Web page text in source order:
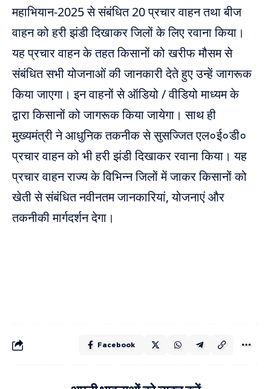
महाभियान-2025 से संबंधित 20 प्रचार वाहन तथा बीज
वाहन को हरी झंडी दिखाकर जिलों के लिए रवाना किया।
यह प्रचार वाहन के तहत किसानों को खरीफ मौसम से
संबंधित सभी योजनाओं की जानकारी देते हुए उन्हें जागरूक
किया जाएगा। इन वाहनों से ऑडियो / वीडियो माध्यम के
द्वारा किसानों को जागरूक किया जायेगा। साथ ही
मुख्यमंत्री ने आधुनिक तकनीक से सुसज्जित एल०ई०डी०
प्रचार वाहन को भी हरी झंडी दिखाकर रवाना किया। यह
प्रचार वाहन राज्य के विभिन्न जिलों में जाकर किसानों को
खेती से संबंधित नवीनतम जानकारियां, योजनाएं और
तकनीकी मार्गदर्शन देगा।
Facebook